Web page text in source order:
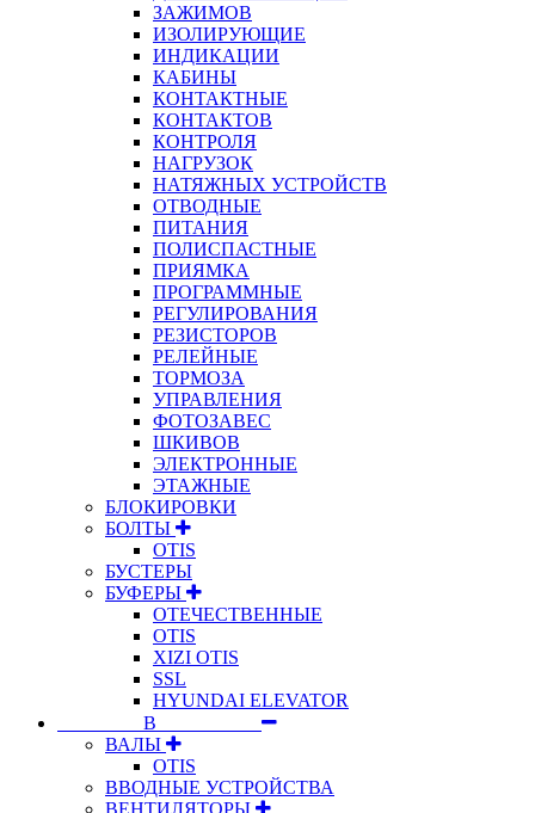
ЗАЖИМОВ
ИЗОЛИРУЮЩИЕ
ИНДИКАЦИИ
КАБИНЫ
КОНТАКТНЫЕ
КОНТАКТОВ
КОНТРОЛЯ
НАГРУЗОК
НАТЯЖНЫХ УСТРОЙСТВ
ОТВОДНЫЕ
ПИТАНИЯ
ПОЛИСПАСТНЫЕ
ПРИЯМКА
ПРОГРАММНЫЕ
РЕГУЛИРОВАНИЯ
РЕЗИСТОРОВ
РЕЛЕЙНЫЕ
ТОРМОЗА
УПРАВЛЕНИЯ
ФОТОЗАВЕС
ШКИВОВ
ЭЛЕКТРОННЫЕ
ЭТАЖНЫЕ
БЛОКИРОВКИ
БОЛТЫ
OTIS
БУСТЕРЫ
БУФЕРЫ
ОТЕЧЕСТВЕННЫЕ
OTIS
XIZI OTIS
SSL
HYUNDAI ELEVATOR
⠀⠀⠀⠀⠀⠀В⠀⠀⠀⠀⠀⠀⠀
ВАЛЫ
OTIS
ВВОДНЫЕ УСТРОЙСТВА
ВЕНТИЛЯТОРЫ